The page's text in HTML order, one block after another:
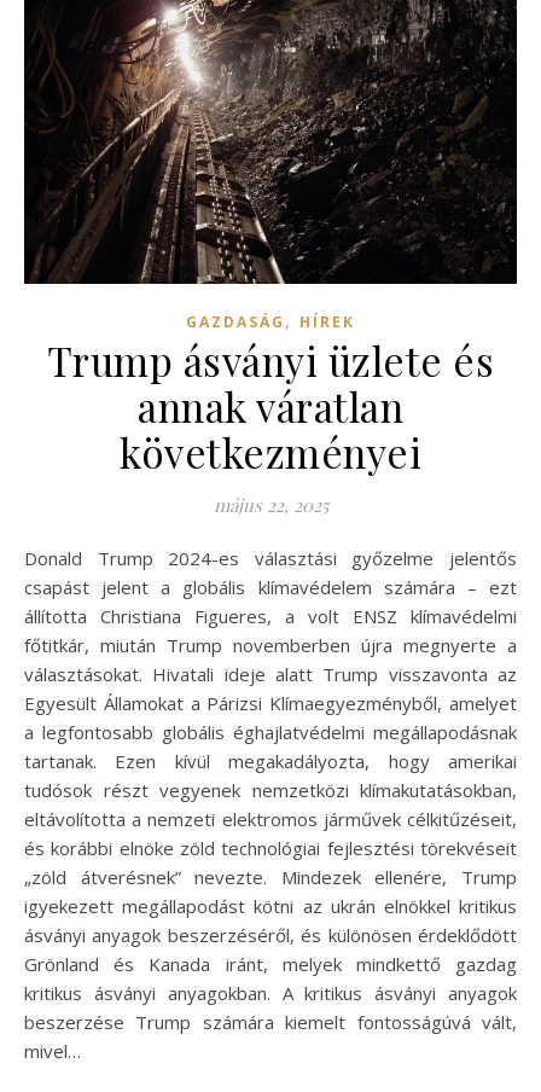
GAZDASÁG , HÍREK
Trump ásványi üzlete és
annak váratlan
következményei
május 22, 2025
Donald Trump 2024-es választási győzelme jelentős
csapást jelent a globális klímavédelem számára – ezt
állította Christiana Figueres, a volt ENSZ klímavédelmi
főtitkár, miután Trump novemberben újra megnyerte a
választásokat. Hivatali ideje alatt Trump visszavonta az
Egyesült Államokat a Párizsi Klímaegyezményből, amelyet
a legfontosabb globális éghajlatvédelmi megállapodásnak
tartanak. Ezen kívül megakadályozta, hogy amerikai
tudósok részt vegyenek nemzetközi klímakutatásokban,
eltávolította a nemzeti elektromos járművek célkitűzéseit,
és korábbi elnöke zöld technológiai fejlesztési törekvéseit
„zöld átverésnek” nevezte. Mindezek ellenére, Trump
igyekezett megállapodást kötni az ukrán elnökkel kritikus
ásványi anyagok beszerzéséről, és különösen érdeklődött
Grönland és Kanada iránt, melyek mindkettő gazdag
kritikus ásványi anyagokban. A kritikus ásványi anyagok
beszerzése Trump számára kiemelt fontosságúvá vált,
mivel…